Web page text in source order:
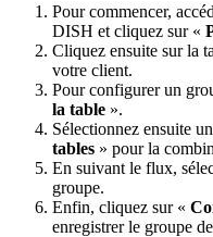
Pour commencer,
DISH et cliquez sur «
Cliquez ensuite sur la
votre client.
Pour configurer un
la table ».
Sélectionnez ensuite
tables » pour la
En suivant le flux,
groupe.
Enfin, cliquez sur «
enregistrer le groupe